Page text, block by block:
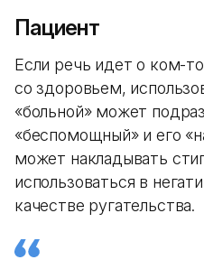
Пациент
Если речь идет о ком-
со здоровьем,
«больной» может
«беспомощный» и его
может накладывать
использоваться в
качестве ругательства.